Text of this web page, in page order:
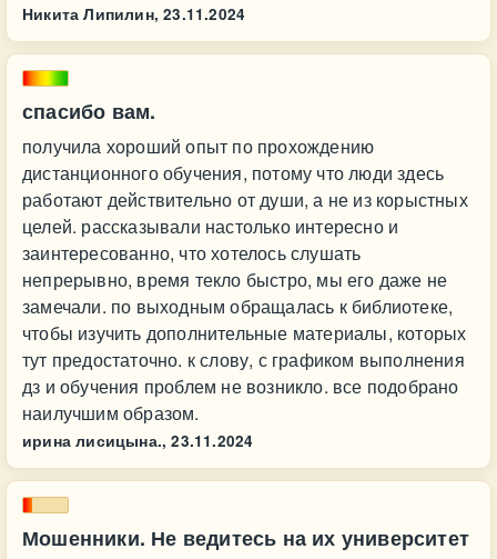
Никита Липилин, 23.11.2024
спасибо вам.
получила хороший опыт по прохождению
дистанционного обучения, потому что люди здесь
работают действительно от души, а не из корыстных
целей. рассказывали настолько интересно и
заинтересованно, что хотелось слушать
непрерывно, время текло быстро, мы его даже не
замечали. по выходным обращалась к библиотеке,
чтобы изучить дополнительные материалы, которых
тут предостаточно. к слову, с графиком выполнения
дз и обучения проблем не возникло. все подобрано
наилучшим образом.
ирина лисицына., 23.11.2024
Мошенники. Не ведитесь на их университет